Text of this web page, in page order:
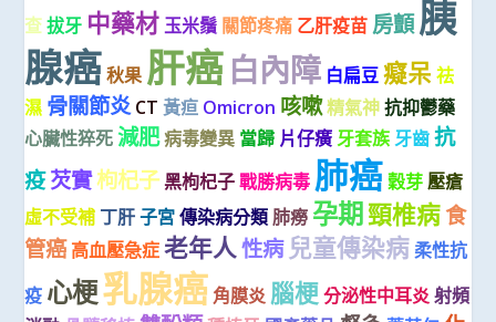
查 拔牙 中藥材 玉米鬚 關節疼痛 乙肝疫苗 房顫胰
腺癌 秋果 肝癌 白內障 白扁豆 癡呆 祛
濕 骨關節炎 CT 黃疸 Omicron 咳嗽精氣神 抗抑鬱藥
心臟性猝死 減肥病毒變異 當歸 片仔癀 牙套族 牙齒 抗
疫芡實枸杞子黑枸杞子 戰勝病毒 肺癌 穀芽 壓瘡
虛不受補 丁肝 子宮 傳染病分類 肺癆 孕期頸椎病食
管癌 高血壓急症 老年人性病 兒童傳染病 柔性抗
疫 心梗乳腺癌 角膜炎 腦梗 分泌性中耳炎 射頻